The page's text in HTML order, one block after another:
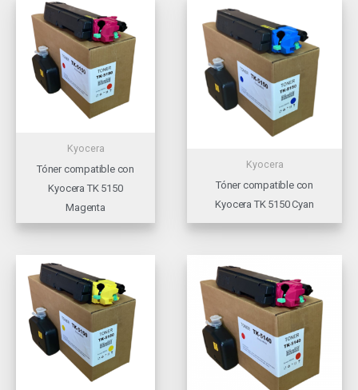
Kyocera
Tóner compatible con
Kyocera TK 5150
Magenta
Kyocera
Tóner compatible con
Kyocera TK 5150 Cyan